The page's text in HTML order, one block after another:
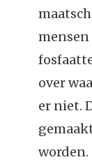
mensen
over
er niet.
worden.